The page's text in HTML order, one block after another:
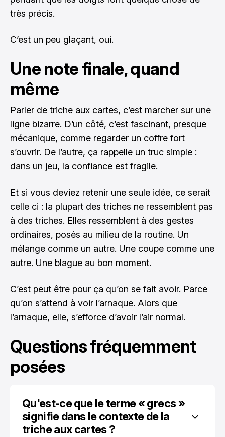
très précis.
C’est un peu glaçant, oui.
Une note finale, quand
même
Parler de triche aux cartes, c’est marcher sur une
ligne bizarre. D’un côté, c’est fascinant, presque
mécanique, comme regarder un coffre fort
s’ouvrir. De l’autre, ça rappelle un truc simple :
dans un jeu, la confiance est fragile.
Et si vous deviez retenir une seule idée, ce serait
celle ci : la plupart des triches ne ressemblent pas
à des triches. Elles ressemblent à des gestes
ordinaires, posés au milieu de la routine. Un
mélange comme un autre. Une coupe comme une
autre. Une blague au bon moment.
C’est peut être pour ça qu’on se fait avoir. Parce
qu’on s’attend à voir l’arnaque. Alors que
l’arnaque, elle, s’efforce d’avoir l’air normal.
Questions fréquemment
posées
Qu'est-ce que le terme « grecs »
signifie dans le contexte de la
triche aux cartes ?